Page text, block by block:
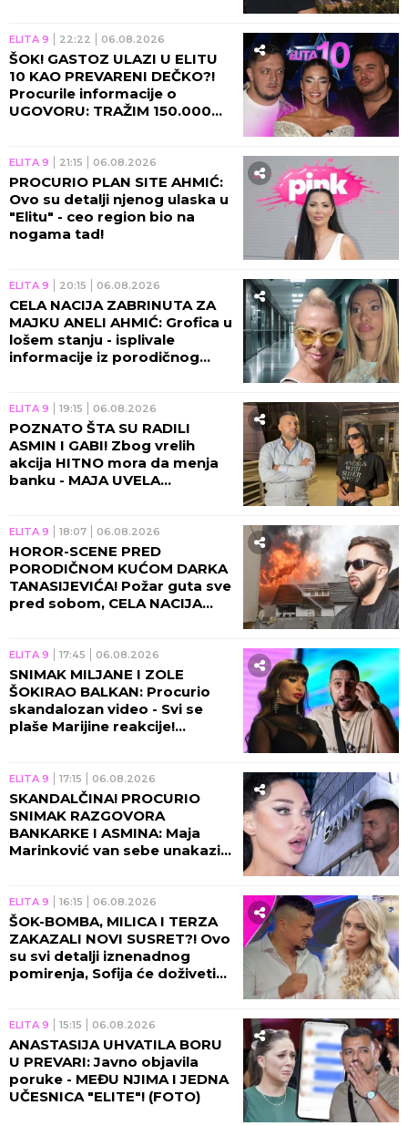
ELITA 9 22:22 06.08.2026
ŠOK! GASTOZ ULAZI U ELITU
10 KAO PREVARENI DEČKO?!
Procurile informacije o
UGOVORU: TRAŽIM 150.000
ELITA 9 21:15 06.08.2026
PROCURIO PLAN SITE AHMIĆ:
Ovo su detalji njenog ulaska u
"Elitu" - ceo region bio na
nogama tad!
ELITA 9 20:15 06.08.2026
CELA NACIJA ZABRINUTA ZA
MAJKU ANELI AHMIĆ: Grofica u
lošem stanju - isplivale
informacije iz porodičnog
ELITA 9 19:15 06.08.2026
POZNATO ŠTA SU RADILI
ASMIN I GABI! Zbog vrelih
akcija HITNO mora da menja
banku - MAJA UVELA
ELITA 9 18:07 06.08.2026
HOROR-SCENE PRED
PORODIČNOM KUĆOM DARKA
TANASIJEVIĆA! Požar guta sve
pred sobom, CELA NACIJA
ELITA 9 17:45 06.08.2026
SNIMAK MILJANE I ZOLE
ŠOKIRAO BALKAN: Procurio
skandalozan video - Svi se
plaše Marijine reakcije!
ELITA 9 17:15 06.08.2026
SKANDALČINA! PROCURIO
SNIMAK RAZGOVORA
BANKARKE I ASMINA: Maja
Marinković van sebe unakazila
ELITA 9 16:15 06.08.2026
ŠOK-BOMBA, MILICA I TERZA
ZAKAZALI NOVI SUSRET?! Ovo
su svi detalji iznenadnog
pomirenja, Sofija će doživeti
ELITA 9 15:15 06.08.2026
ANASTASIJA UHVATILA BORU
U PREVARI: Javno objavila
poruke - MEĐU NJIMA I JEDNA
UČESNICA "ELITE"! (FOTO)